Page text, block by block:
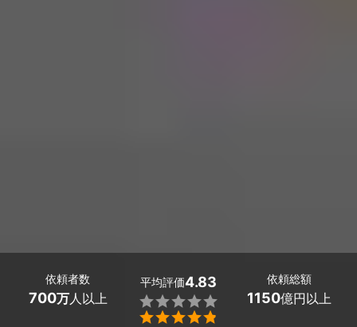
依頼者数
700万人以上
平均評価4.83


依頼総額
1150億円以上